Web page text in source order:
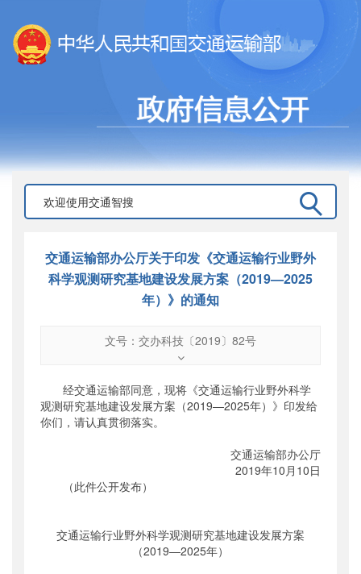
交通运输部办公厅关于印发《交通运输行业野外
科学观测研究基地建设发展方案（2019—2025
年）》的通知
文号：交办科技〔2019〕82号
交办科技〔2019〕82号
公开日期：2019年10月15日
主题词： 交通运输行业;野外科学观测;研究基
主题分类
其他
公文类型： 部办公厅文件
经交通运输部同意，现将《交通运输行业野外科学
观测研究基地建设发展方案（2019—2025年）》印发给
你们，请认真贯彻落实。
交通运输部办公厅
2019年10月10日
（此件公开发布）
交通运输行业野外科学观测研究基地建设发展方案
（2019—2025年）